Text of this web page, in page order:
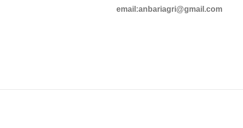
email:anbariagri@gmail.com